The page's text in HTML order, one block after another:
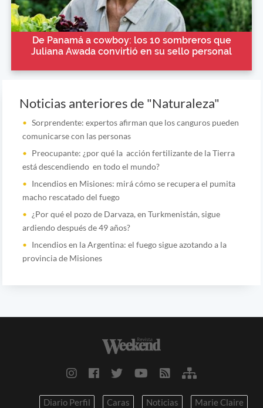
De Panamá a cowboy: los 10 sombreros que
Juliana Awada convirtió en su sello personal
Noticias anteriores de "Naturaleza"
Sorprendente: expertos afirman que los canguros pueden
comunicarse con las personas
Preocupante: ¿por qué la acción fertilizante de la Tierra
está descendiendo en todo el mundo?
Incendios en Misiones: mirá cómo se recupera el pumita
macho rescatado del fuego
¿Por qué el pozo de Darvaza, en Turkmenistán, sigue
ardiendo después de 49 años?
Incendios en la Argentina: el fuego sigue azotando a la
provincia de Misiones
Diario Perfil Caras Noticias
Marie Claire